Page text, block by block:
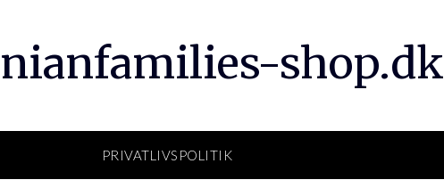
shop.dk
PRIVATLIVSPOLITIK